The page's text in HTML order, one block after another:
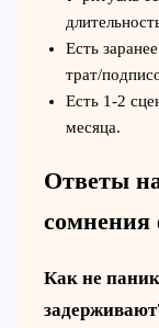
Есть
трат/
Есть 1-2
месяца.
Ответы
сомнения
Как не